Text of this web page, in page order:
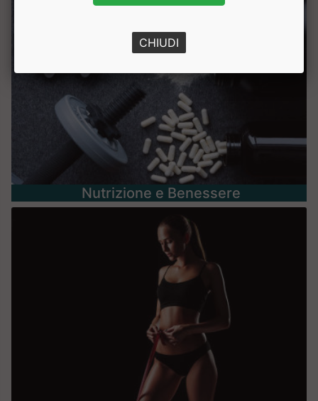
Nutrizione e Benessere
CHIUDI